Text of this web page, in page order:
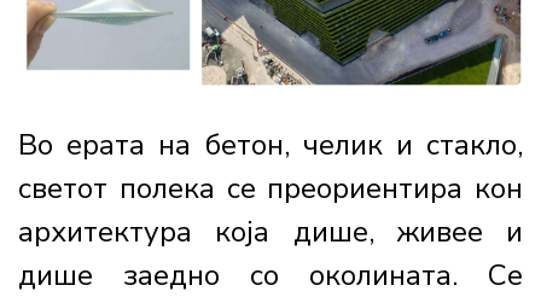
Во ерата на бетон, челик и стакло,
светот полека се преориентира кон
архитектура која дише, живее и
дише заедно со околината. Се